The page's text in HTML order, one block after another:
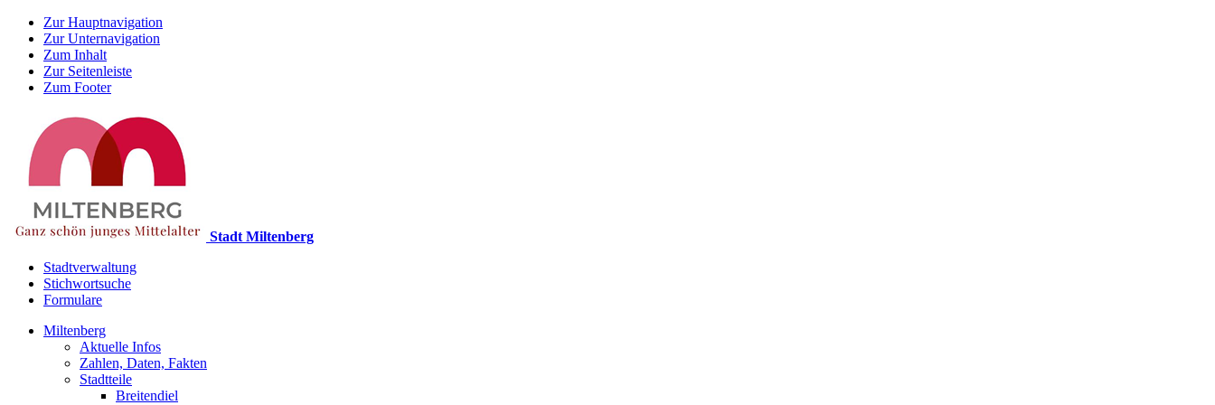
Zur Hauptnavigation
Zur Unternavigation
Zum Inhalt
Zur Seitenleiste
Zum Footer
Stadt Miltenberg
Stadtverwaltung
Stichwortsuche
Formulare
Miltenberg
Aktuelle Infos
Zahlen, Daten, Fakten
Stadtteile
Breitendiel